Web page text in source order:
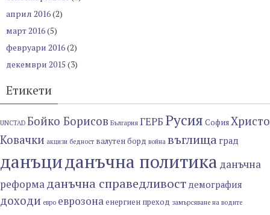
април 2016(2)
март 2016(5)
февруари 2016(2)
декември 2015 (3)
Етикети
UNCTAD Бойко Борисов България ГЕРБ Русия СофияХристо
Ковачки акцизи бедност валутен борд война въглищаград
данъциданъчна политика данъчна
реформа данъчна справедливост демография
доходи евро еврозона енергиен преход замърсяване на водите